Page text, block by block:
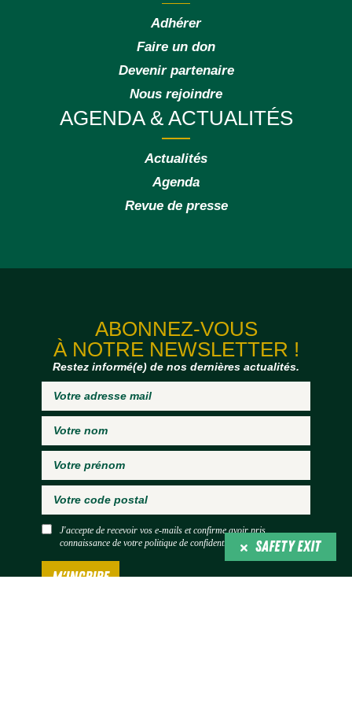
SAFETY EXIT
Adhérer
Faire un don
Devenir partenaire
Nous rejoindre
AGENDA & ACTUALITÉS
Actualités
Agenda
Revue de presse
ABONNEZ-VOUS
À NOTRE NEWSLETTER !
Restez informé(e) de nos dernières actualités.
J'accepte de recevoir vos e-mails et confirme avoir pris
connaissance de votre politique de confidentialité*